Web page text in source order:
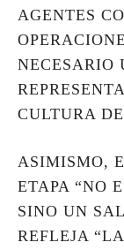
AGENTES
NECESARIO
CULTURA
ASIMISMO,
ETAPA “NO
SINO UN
REFLEJA